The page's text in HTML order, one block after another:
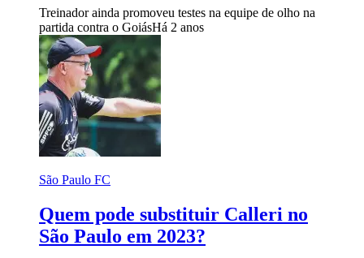
Treinador ainda promoveu testes na equipe de olho na
partida contra o GoiásHá 2 anos
São Paulo FC
Quem pode substituir Calleri no
São Paulo em 2023?